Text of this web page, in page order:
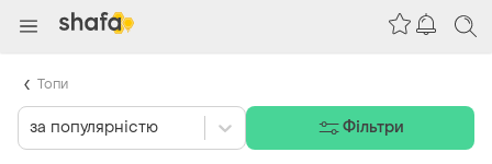
за популярністю Фільтри
Топи